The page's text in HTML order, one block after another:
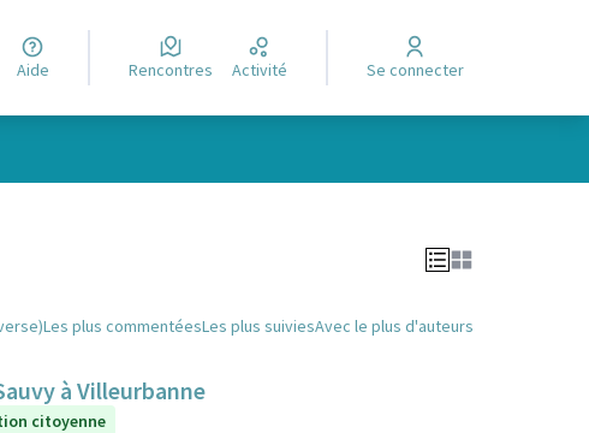
Aide Rencontres Activité Se connecter
Les plus commentéesLes plus suiviesAvec le plus d'auteurs
à Villeurbanne
citoyenne